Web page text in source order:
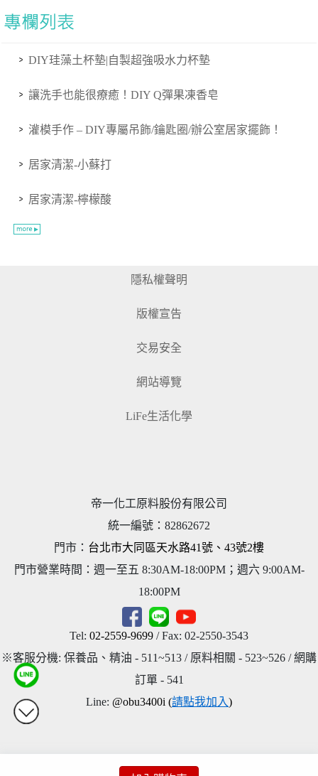
DIY珪藻土杯墊|自製超強吸水力杯墊
讓洗手也能很療癒！DIY Q彈果凍香皂
灌模手作 – DIY專屬吊飾/鑰匙圈/辦公室居家擺飾！
居家清潔-小蘇打
居家清潔-檸檬酸
隱私權聲明
版權宣告
交易安全
網站導覽
LiFe生活化學
帝一化工原料股份有限公司
統一編號 ： 82862672
門市： 台北市大同區天水路41號、43號2樓
門市營業時間：週一至五 8:30AM-18:00PM；週六 9:00AM-
18:00PM
Tel: 02-2559-9699 / Fax: 02-2550-3543
※客服分機: 保養品、精油 - 511~513 / 原料相關 - 523~526 / 網購
訂單 - 541
Line: @obu3400i (請點我加入)